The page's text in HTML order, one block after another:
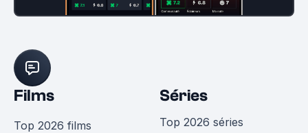
Films
Top 2026 films
Séries
Top 2026 séries